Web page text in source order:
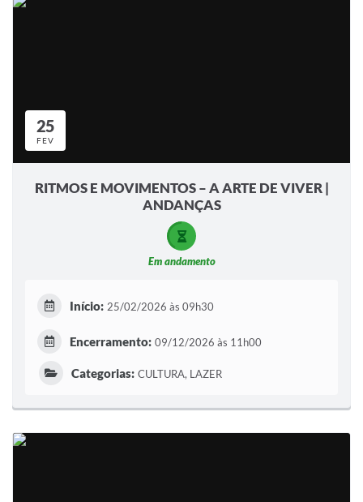
25
FEV
RITMOS E MOVIMENTOS – A ARTE DE VIVER |
ANDANÇAS
Em andamento
Início: 25/02/2026 às 09h30
Encerramento: 09/12/2026 às 11h00
Categorias: CULTURA, LAZER